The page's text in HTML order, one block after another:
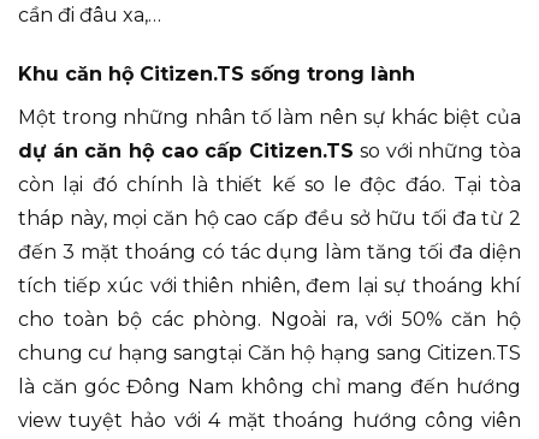
cần đi đâu xa,…
Khu căn hộ Citizen.TS sống trong lành
Một trong những nhân tố làm nên sự khác biệt của
dự án căn hộ cao cấp Citizen.TS so với những tòa
còn lại đó chính là thiết kế so le độc đáo. Tại tòa
tháp này, mọi căn hộ cao cấp đều sở hữu tối đa từ 2
đến 3 mặt thoáng có tác dụng làm tăng tối đa diện
tích tiếp xúc với thiên nhiên, đem lại sự thoáng khí
cho toàn bộ các phòng. Ngoài ra, với 50% căn hộ
chung cư hạng sangtại Căn hộ hạng sang Citizen.TS
là căn góc Đông Nam không chỉ mang đến hướng
view tuyệt hảo với 4 mặt thoáng hướng công viên